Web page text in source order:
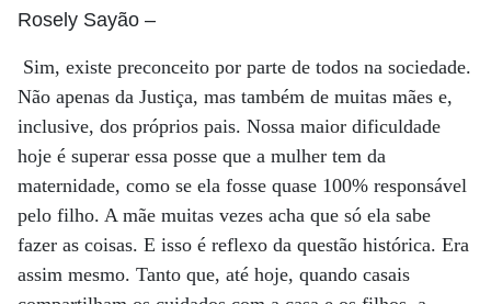
Rosely Sayão –
Sim, existe preconceito por parte de todos na sociedade.
Não apenas da Justiça, mas também de muitas mães e,
inclusive, dos próprios pais. Nossa maior dificuldade
hoje é superar essa posse que a mulher tem da
maternidade, como se ela fosse quase 100% responsável
pelo filho. A mãe muitas vezes acha que só ela sabe
fazer as coisas. E isso é reflexo da questão histórica. Era
assim mesmo. Tanto que, até hoje, quando casais